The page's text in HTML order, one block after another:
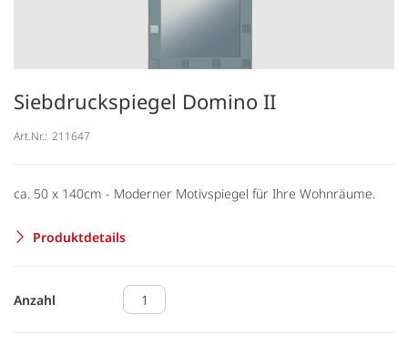
Siebdruckspiegel Domino II
Art.Nr.: 211647
ca. 50 x 140cm - Moderner Motivspiegel für Ihre Wohnräume.
Produktdetails
Anzahl